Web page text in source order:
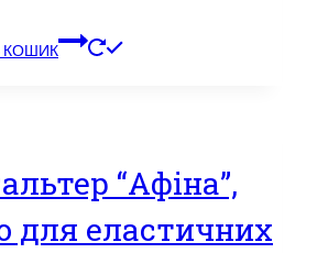
КОШИК
“Афіна”,
для еластичних